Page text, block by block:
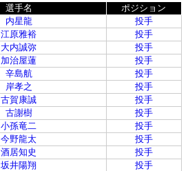
選手名
ポジション
内星龍
投手
江原雅裕
投手
大内誠弥
投手
加治屋蓮
投手
辛島航
投手
岸孝之
投手
古賀康誠
投手
古謝樹
投手
小孫竜二
投手
今野龍太
投手
酒居知史
投手
坂井陽翔
投手